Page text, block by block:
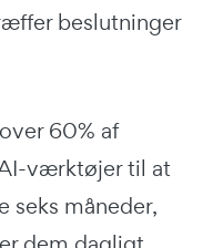
beslutninger
60% af
værktøjer til at
seks måneder,